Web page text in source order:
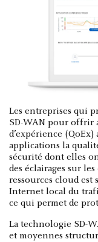
Les entreprises qui
SD-WAN pour offrir
d’expérience
applications la
sécurité dont elles
des éclairages sur
ressources cloud est
Internet local du
ce qui permet de
La technologie SD-
et moyennes